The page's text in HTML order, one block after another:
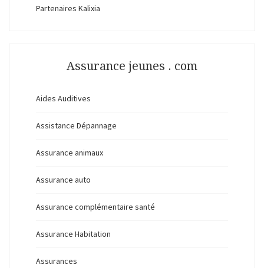
Partenaires Kalixia
Assurance jeunes . com
Aides Auditives
Assistance Dépannage
Assurance animaux
Assurance auto
Assurance complémentaire santé
Assurance Habitation
Assurances